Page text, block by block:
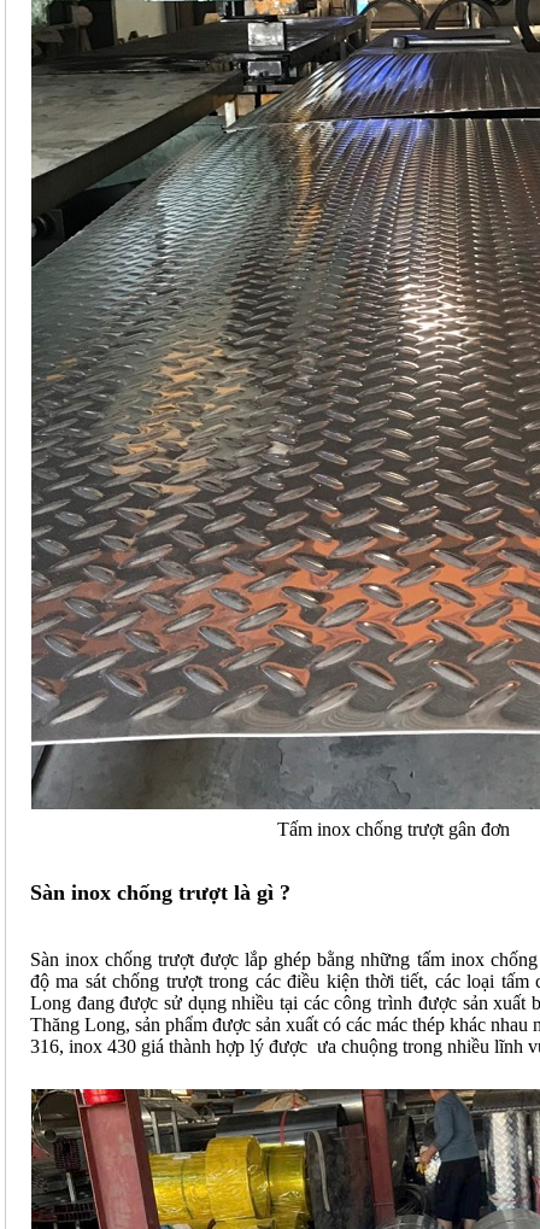
Tấm inox chống trượt gân đơn
Sàn inox chống trượt là gì ?
Sàn inox chống trượt được lắp ghép bằng những tấm inox
độ ma sát chống trượt trong các điều kiện thời tiết, các loại tấm
Long đang được sử dụng nhiều tại các công trình được sản xuất
Thăng Long, sản phẩm được sản xuất có các mác thép khác
316, inox 430 giá thành hợp lý được ưa chuộng trong nhiều lĩnh